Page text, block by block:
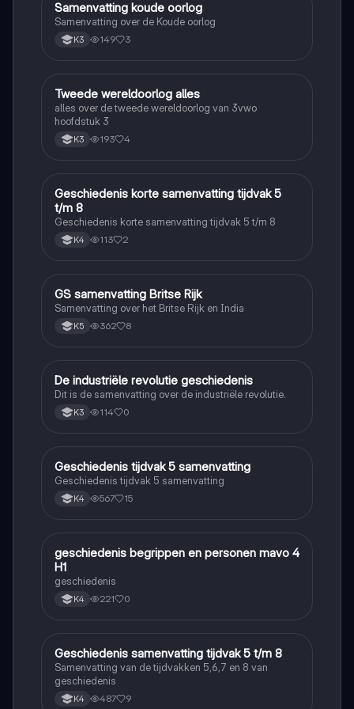
Geschiedenis
Samenvatting koude oorlog
Samenvatting over de Koude oorlog
K3 149 3
Geschiedenis
Tweede wereldoorlog alles
alles over de tweede wereldoorlog van 3vwo
hoofdstuk 3
K3 193 4
Geschiedenis
Geschiedenis korte samenvatting tijdvak 5
t/m 8
Geschiedenis korte samenvatting tijdvak 5 t/m 8
K4 113 2
Geschiedenis
GS samenvatting Britse Rijk
Samenvatting over het Britse Rijk en India
K5 362 8
Geschiedenis
De industriële revolutie geschiedenis
Dit is de samenvatting over de industriële revolutie.
K3 114 0
Geschiedenis
Geschiedenis tijdvak 5 samenvatting
Geschiedenis tijdvak 5 samenvatting
K4 567 15
Geschiedenis
geschiedenis begrippen en personen mavo 4
H1
geschiedenis
K4 221 0
Geschiedenis
Geschiedenis samenvatting tijdvak 5 t/m 8
Samenvatting van de tijdvakken 5,6,7 en 8 van
geschiedenis
K4 487 9